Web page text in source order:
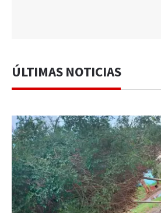
ÚLTIMAS NOTICIAS